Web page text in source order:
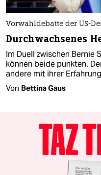
Vorwahldebatte der US-
Durchwachsenes
Im Duell zwischen Bernie
können beide punkten.
andere mit ihrer
Von Bettina Gaus